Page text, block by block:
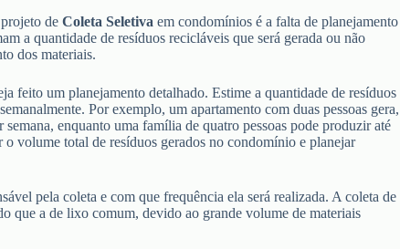
projeto deColeta Seletiva em condomínios é a falta de planejamento
a quantidade de resíduos recicláveis que será gerada ou não
dos materiais.
feito um planejamento detalhado. Estime a quantidade de resíduos
Por exemplo, um apartamento com duas pessoas gera,
enquanto uma família de quatro pessoas pode produzir até
o volume total de resíduos gerados no condomínio e planejar
pela coleta e com que frequência ela será realizada. A coleta de
que a de lixo comum, devido ao grande volume de materiais